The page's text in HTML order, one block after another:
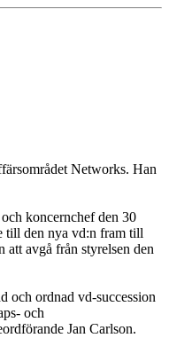
Networks. Han
koncernchef den 30
till den nya vd:n fram till
avgå från styrelsen den
och ordnad vd-succession
och
Jan Carlson.